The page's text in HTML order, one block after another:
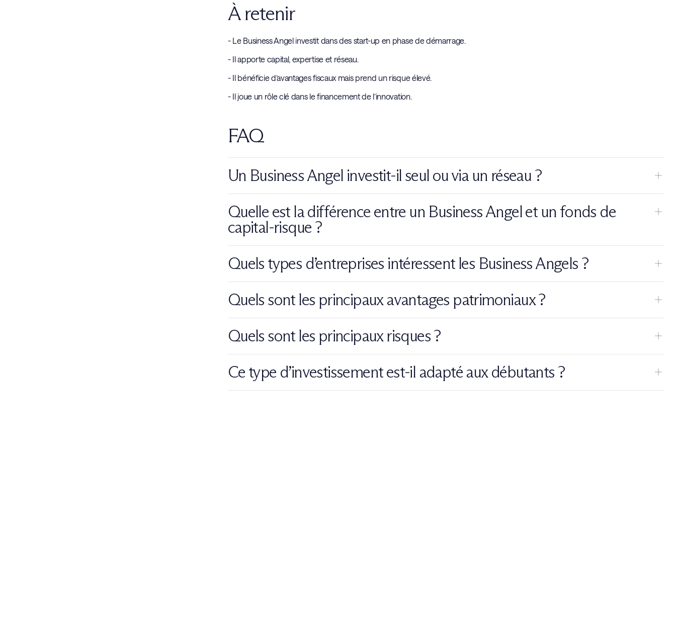
À retenir
- Le Business Angel investit dans des start-up en phase de démarrage.
- Il apporte capital, expertise et réseau.
- Il bénéficie d’avantages fiscaux mais prend un risque élevé.
- Il joue un rôle clé dans le financement de l’innovation.
FAQ
Un Business Angel investit-il seul ou via un réseau ?
Quelle est la différence entre un Business Angel et un fonds de
capital-risque ?
Les fonds de capital-risque interviennent à des stades plus avancés.
Quels types d’entreprises intéressent les Business Angels ?
Quels sont les principaux avantages patrimoniaux ?
Quels sont les principaux risques ?
Ce type d’investissement est-il adapté aux débutants ?